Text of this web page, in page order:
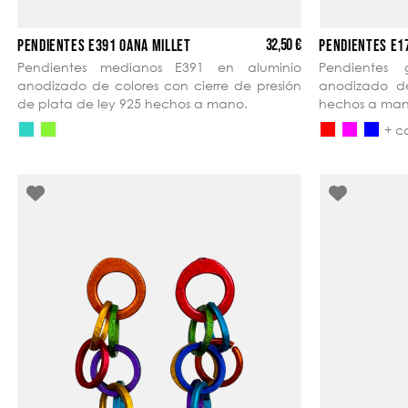
PENDIENTES E391 OANA MILLET 32,50 €
Pendientes medianos E391 en aluminio
anodizado de colores con cierre de presión
de plata de ley 925 hechos a mano.
PENDIENTES
anodizado
hechos a
+